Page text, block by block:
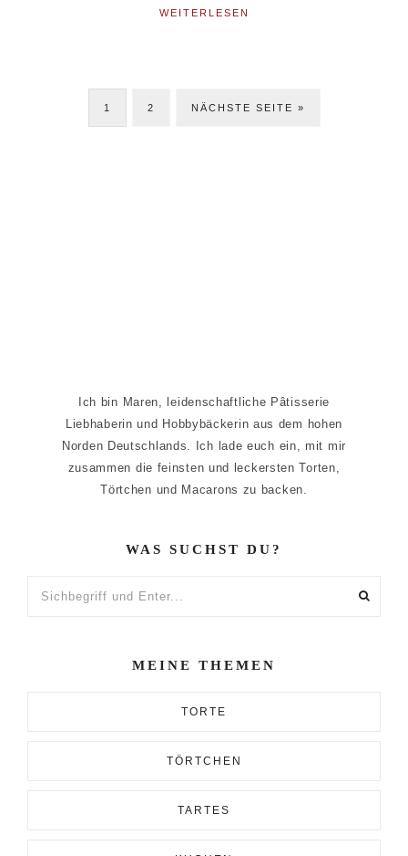
WEITERLESEN
SEITE
1 SEITE
2 JETZT
NÄCHSTE SEITE »
Ich bin Maren, leidenschaftliche Pâtisserie
Liebhaberin und Hobbybäckerin aus dem hohen
Norden Deutschlands. Ich lade euch ein, mit mir
zusammen die feinsten und leckersten Torten,
Törtchen und Macarons zu backen.
WAS SUCHST DU?
MEINE THEMEN
TORTE
TÖRTCHEN
TARTES